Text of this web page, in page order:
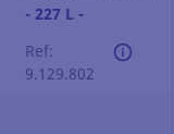
- 227 L -
Ref:
9.129.802